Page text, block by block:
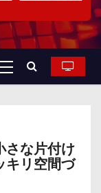
さな片付け
キリ空間づ